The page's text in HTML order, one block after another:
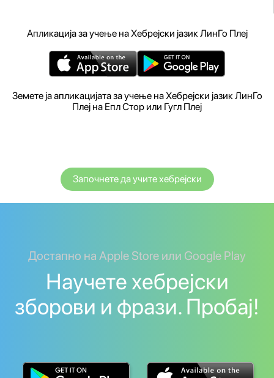
Апликација за учење на Хебрејски јазик ЛинГо Плеј
Земете ја апликацијата за учење на Хебрејски јазик ЛинГо
Плеј на Епл Стор или Гугл Плеј
Започнете да учите хебрејски
Достапно на Apple Store или Google Play
Научете хебрејски
зборови и фрази. Пробај!